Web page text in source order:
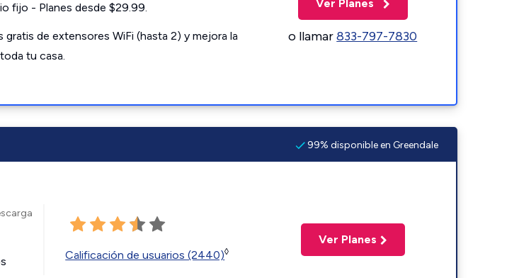
fijo - Planes desde $29.99.
gratis de extensores WiFi (hasta 2) y mejora la
tu casa.
Ver Planes
o llamar833-797-7830
99% disponible en Greendale
Calificación de usuarios (2440)◊
Ver Planes